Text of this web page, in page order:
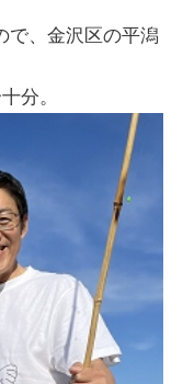
で、金沢区の平潟
分。